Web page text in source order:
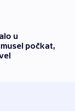
u
počkat,